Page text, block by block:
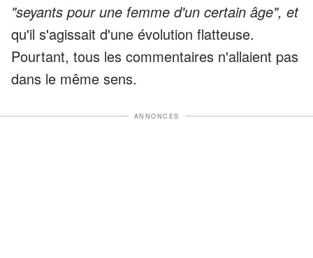
"seyants pour une femme d'un certain âge", et
qu'il s'agissait d'une évolution flatteuse.
Pourtant, tous les commentaires n'allaient pas
dans le même sens.
ANNONCES